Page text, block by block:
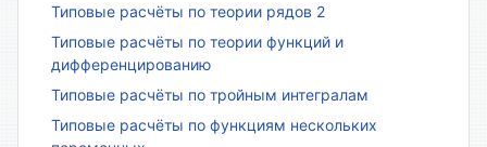
Типовые расчёты по теории рядов 2
Типовые расчёты по теории функций и
дифференцированию
Типовые расчёты по тройным интегралам
Типовые расчёты по функциям нескольких